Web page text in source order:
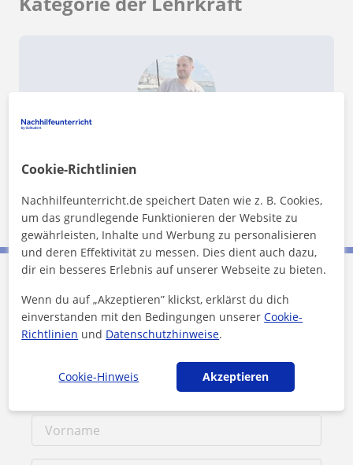
Daniel kontaktieren
Preis pro Stunde
1. Lektion kostenlos
Cookie-Richtlinien
Nachhilfeunterricht.de speichert Daten wie z. B. Cookies,
um das grundlegende Funktionieren der Website zu
gewährleisten, Inhalte und Werbung zu personalisieren
und deren Effektivität zu messen. Dies dient auch dazu,
dir ein besseres Erlebnis auf unserer Webseite zu bieten.
Wenn du auf „Akzeptieren” klickst, erklärst du dich
einverstanden mit den Bedingungen unsererCookie-
Richtlinien und Datenschutzhinweise.
Cookie-Hinweis Akzeptieren